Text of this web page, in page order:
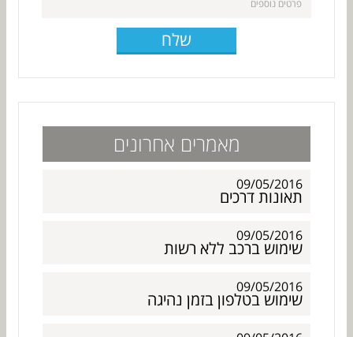
שלח
מאמרים אחרונים
09/05/2016
תאונות דרכים
09/05/2016
שימוש ברכב ללא רשות
09/05/2016
שימוש בטלפון בזמן נהיגה